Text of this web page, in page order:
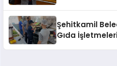
Şehitkamil
Gıda